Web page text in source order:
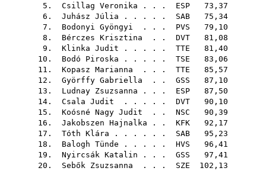
5. Csillag Veronika . . . ESP 73,37
6. Juhász Júlia . . . . . SAB 75,34
7. Bodonyi Gyöngyi . . . PVS 79,10
8. Bérczes Krisztina . . DVT 81,08
9. Klinka Judit . . . . . TTE 81,40
10. Bodó Piroska . . . . . TSE 83,06
11. Kopasz Marianna . . . TTE 85,57
12. Györffy Gabriella . . GSS 87,10
13. Ludnay Zsuzsanna . . . ESP 87,50
14. Csala Judit . . . . . DVT 90,10
15. Koósné Nagy Judit . . NSC 90,39
16. Jakobszen Hajnalka . . KFK 92,17
17. Tóth Klára . . . . . . SAB 95,23
18. Balogh Tünde . . . . . HVS 96,41
19. Nyircsák Katalin . . . GSS 97,41
20. Sebők Zsuzsanna . . . SZE 102,13